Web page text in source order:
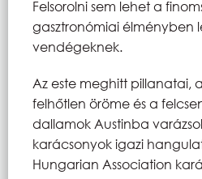
Felsorolni sem lehet a
gasztronómiai élményben
vendégeknek.
Az este meghitt pillanatai,
felhőtlen öröme és a
dallamok Austinba
karácsonyok igazi
Hungarian Association